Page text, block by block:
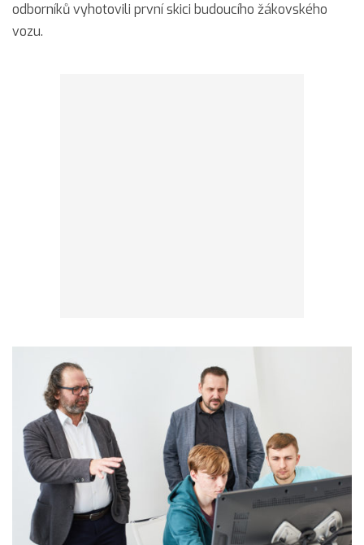
odborníků vyhotovili první skici budoucího žákovského
vozu.